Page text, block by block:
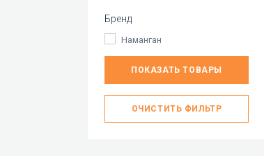
Бренд
Наманган
ПОКАЗАТЬ ТОВАРЫ
ОЧИСТИТЬ ФИЛЬТР